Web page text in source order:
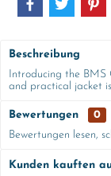
Beschreibung
Introducing the BMS
and practical jacket
Bewertungen
0
Bewertungen lesen,
Kunden kauften